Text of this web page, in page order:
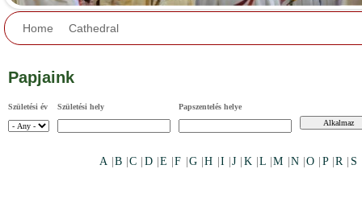
Home Cathedral
Papjaink
Születési év Születési hely Papszentelés helye
A B |C D |E |F G |H I |J K L |M N |O P |R S